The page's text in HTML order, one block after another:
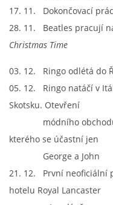
17. 11. Dokončovací
28. 11. Beatles pracují
Christmas Time
03. 12. Ringo odlétá do
05. 12. Ringo natáčí v
Skotsku. Otevření
módního obchodu
kterého se účastní jen
George a John
21. 12. První neoficiální
hotelu Royal Lancaster